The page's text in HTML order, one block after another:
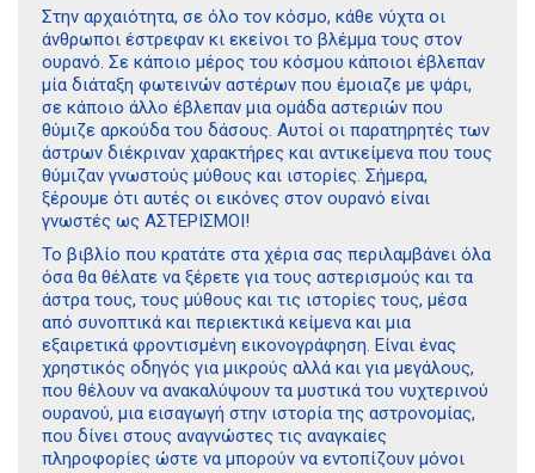
Στην αρχαιότητα, σε όλο τον κόσμο, κάθε νύχτα οι
άνθρωποι έστρεφαν κι εκείνοι το βλέμμα τους στον
ουρανό. Σε κάποιο μέρος του κόσμου κάποιοι έβλεπαν
μία διάταξη φωτεινών αστέρων που έμοιαζε με ψάρι,
σε κάποιο άλλο έβλεπαν μια ομάδα αστεριών που
θύμιζε αρκούδα του δάσους. Αυτοί οι παρατηρητές των
άστρων διέκριναν χαρακτήρες και αντικείμενα που τους
θύμιζαν γνωστούς μύθους και ιστορίες. Σήμερα,
ξέρουμε ότι αυτές οι εικόνες στον ουρανό είναι
γνωστές ως ΑΣΤΕΡΙΣΜΟΙ!
Το βιβλίο που κρατάτε στα χέρια σας περιλαμβάνει όλα
όσα θα θέλατε να ξέρετε για τους αστερισμούς και τα
άστρα τους, τους μύθους και τις ιστορίες τους, μέσα
από συνοπτικά και περιεκτικά κείμενα και μια
εξαιρετικά φροντισμένη εικονογράφηση. Είναι ένας
χρηστικός οδηγός για μικρούς αλλά και για μεγάλους,
που θέλουν να ανακαλύψουν τα μυστικά του νυχτερινού
ουρανού, μια εισαγωγή στην ιστορία της αστρονομίας,
που δίνει στους αναγνώστες τις αναγκαίες
πληροφορίες ώστε να μπορούν να εντοπίζουν μόνοι